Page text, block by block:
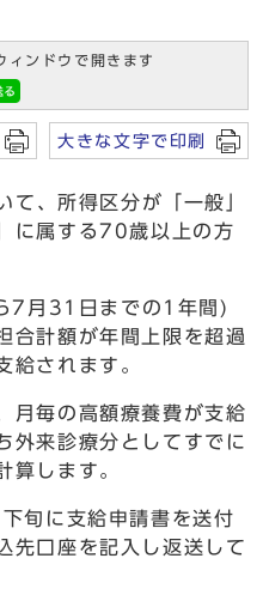
ィンドウで開きます
大きな文字で印刷
、所得区分が「一般」
に属する70歳以上の方
7月31日までの1年間)
合計額が年間上限を超過
給されます。
月毎の高額療養費が支給
外来診療分としてすでに
算します。
旬に支給申請書を送付
先口座を記入し返送して